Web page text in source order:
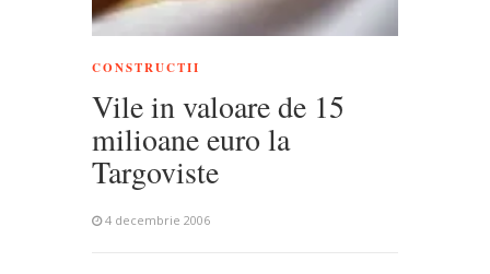
CONSTRUCTII
Vile in valoare de 15
milioane euro la
Targoviste
4 decembrie 2006